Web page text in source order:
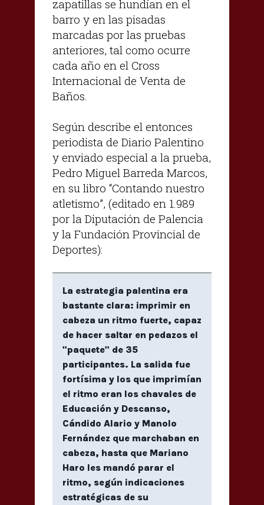
zapatillas se hundían en el
barro y en las pisadas
marcadas por las pruebas
anteriores, tal como ocurre
cada año en el Cross
Internacional de Venta de
Baños.
Según describe el entonces
periodista de Diario Palentino
y enviado especial a la prueba,
Pedro Miguel Barreda Marcos,
en su libro “Contando nuestro
atletismo”, (editado en 1.989
por la Diputación de Palencia
y la Fundación Provincial de
Deportes):
La estrategia palentina era
bastante clara: imprimir en
cabeza un ritmo fuerte, capaz
de hacer saltar en pedazos el
"paquete" de 35
participantes. La salida fue
fortísima y los que imprimían
el ritmo eran los chavales de
Educación y Descanso,
Cándido Alario y Manolo
Fernández que marchaban en
cabeza, hasta que Mariano
Haro les mandó parar el
ritmo, según indicaciones
estratégicas de su